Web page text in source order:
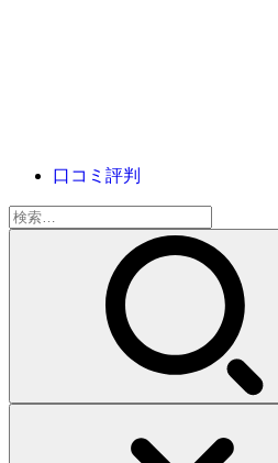
口コミ評判
検
索: